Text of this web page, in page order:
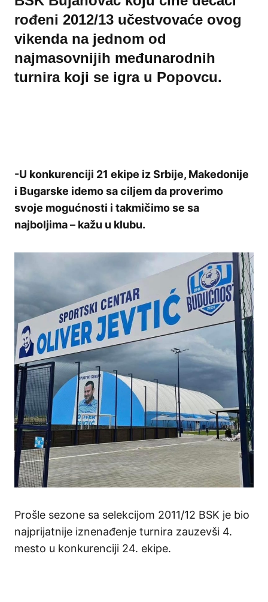
rođeni 2012/13 učestvovaće ovog
vikenda na jednom od
najmasovnijih međunarodnih
turnira koji se igra u Popovcu.
-U konkurenciji 21 ekipe iz Srbije, Makedonije
i Bugarske idemo sa ciljem da proverimo
svoje mogućnosti i takmičimo se sa
najboljima – kažu u klubu.
Prošle sezone sa selekcijom 2011/12 BSK je bio
najprijatnije iznenađenje turnira zauzevši 4.
mesto u konkurenciji 24. ekipe.